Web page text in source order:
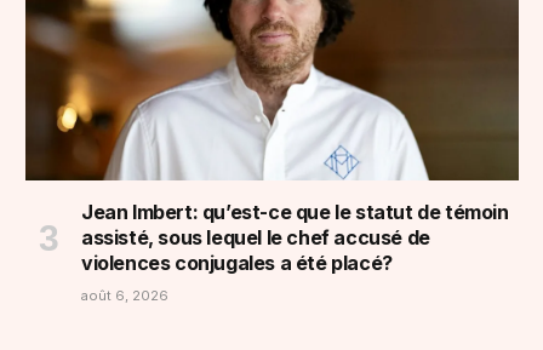
Jean Imbert: qu’est-ce que le statut de témoin
assisté, sous lequel le chef accusé de
violences conjugales a été placé?
août 6, 2026